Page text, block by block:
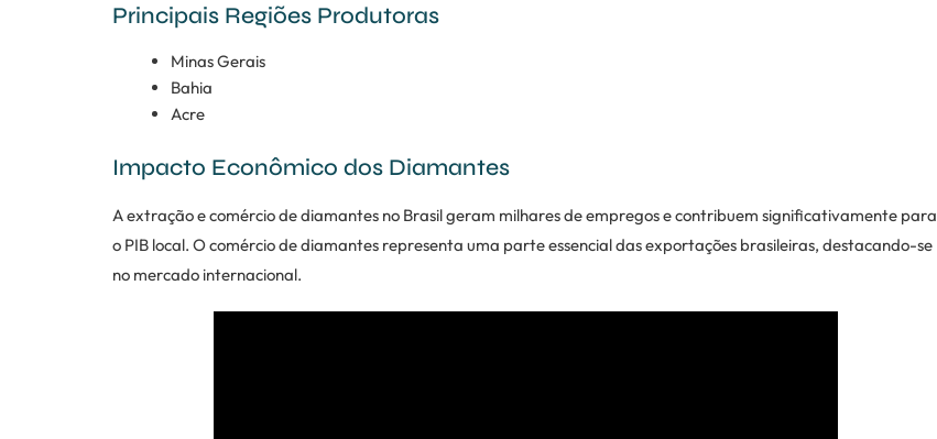
Principais Regiões Produtoras
Minas Gerais
Bahia
Acre
Impacto Econômico dos Diamantes
A extração e comércio de diamantes no Brasil geram milhares de empregos e contribuem significativamente para
o PIB local. O comércio de diamantes representa uma parte essencial das exportações brasileiras, destacando-se
no mercado internacional.